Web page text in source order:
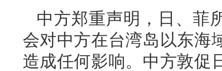
中方郑重声明，日、菲
会对中方在台湾岛以东海
造成任何影响。中方敦促